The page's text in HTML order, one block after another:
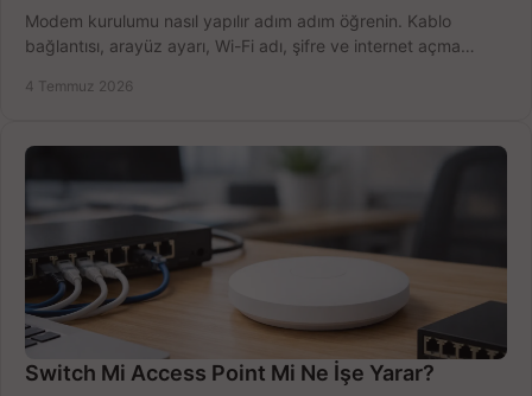
Modem kurulumu nasıl yapılır adım adım öğrenin. Kablo
bağlantısı, arayüz ayarı, Wi-Fi adı, şifre ve internet açma
4 Temmuz 2026
Switch Mi Access Point Mi Ne İşe Yarar?